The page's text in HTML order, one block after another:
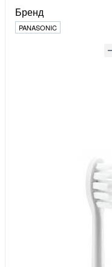
Бренд
PANASONIC